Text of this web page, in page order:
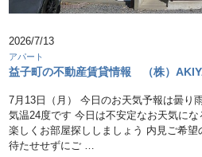
2026/7/13
アパート
益子町の不動産賃貸情報 （株）
7月13日（月） 今日のお天気予報は曇り
気温24度です 今日は不安定なお天気に
楽しくお部屋探ししましょう 内見ご希
待たせせずにご …